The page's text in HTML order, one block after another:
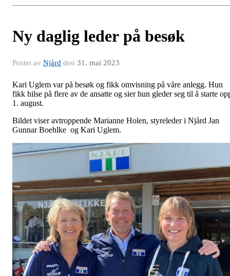
Ny daglig leder på besøk
Postet av Njård den 31. mai 2023
Kari Uglem var på besøk og fikk omvisning på våre anlegg. Hun
fikk hilse på flere av de ansatte og sier hun gleder seg til å starte
1. august.
Bildet viser avtroppende Marianne Holen, styreleder i Njård Jan
Gunnar Boehlke og Kari Uglem.